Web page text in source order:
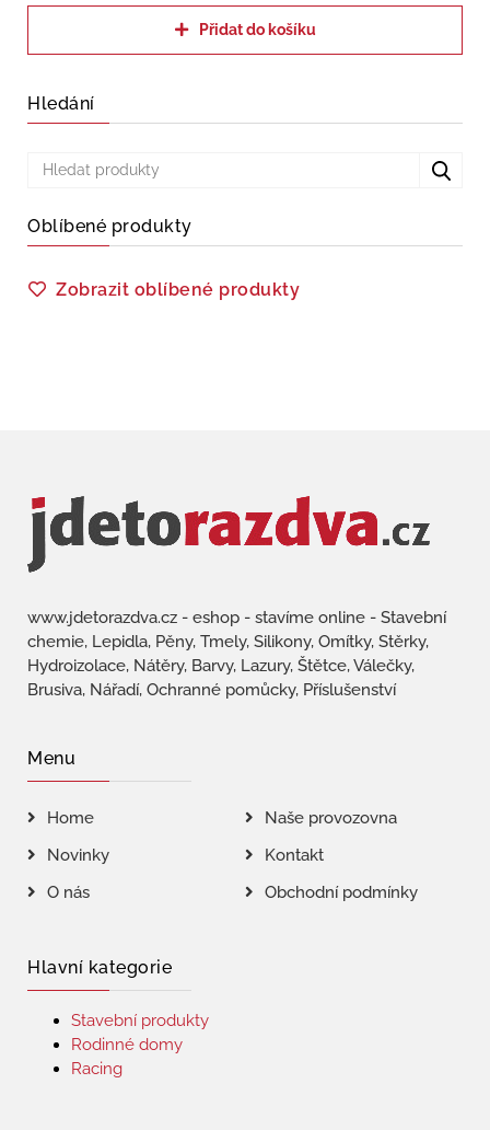
Přidat do košíku
Hledání
Oblíbené produkty
Zobrazit oblíbené produkty
www.jdetorazdva.cz - eshop - stavíme online - Stavební
chemie, Lepidla, Pěny, Tmely, Silikony, Omítky, Stěrky,
Hydroizolace, Nátěry, Barvy, Lazury, Štětce, Válečky,
Brusiva, Nářadí, Ochranné pomůcky, Příslušenství
Menu
Home
Naše provozovna
Novinky
Kontakt
O nás
Obchodní podmínky
Hlavní kategorie
Stavební produkty
Rodinné domy
Racing